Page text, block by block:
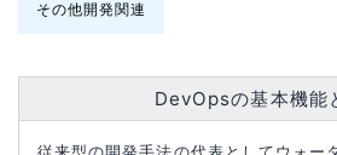
その他開発関連
DevOpsの基本機能